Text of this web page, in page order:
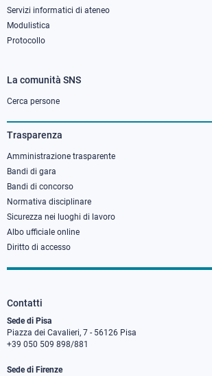
Servizi informatici di ateneo
Modulistica
Protocollo
Footer
column
3
La comunità SNS
Cerca persone
Trasparenza
Amministrazione trasparente
Bandi di gara
Bandi di concorso
Normativa disciplinare
Sicurezza nei luoghi di lavoro
Albo ufficiale online
Diritto di accesso
Contatti
Sede di Pisa
Piazza dei Cavalieri, 7 - 56126 Pisa
+39 050 509 898/881
Sede di Firenze